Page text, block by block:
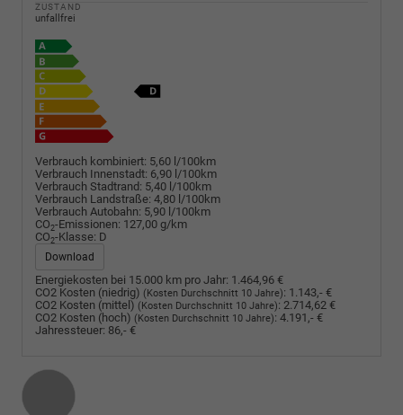
ZUSTAND
unfallfrei
Verbrauch kombiniert: 5,60 l/100km
Verbrauch Innenstadt: 6,90 l/100km
Verbrauch Stadtrand: 5,40 l/100km
Verbrauch Landstraße: 4,80 l/100km
Verbrauch Autobahn: 5,90 l/100km
CO2-Emissionen: 127,00 g/km
CO2-Klasse: D
Download
Energiekosten bei 15.000 km pro Jahr: 1.464,96 €
CO2 Kosten (niedrig) (Kosten Durchschnitt 10 Jahre): 1.143,- €
CO2 Kosten (mittel) (Kosten Durchschnitt 10 Jahre): 2.714,62 €
CO2 Kosten (hoch) (Kosten Durchschnitt 10 Jahre): 4.191,- €
Jahressteuer: 86,- €